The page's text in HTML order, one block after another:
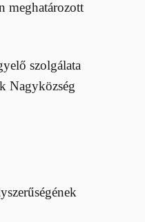
meghatározott
szolgálata
Nagyközség